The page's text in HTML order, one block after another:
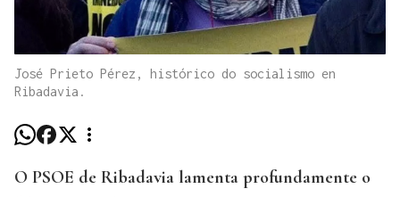
José Prieto Pérez, histórico do socialismo en
Ribadavia.
O PSOE de Ribadavia lamenta profundamente o